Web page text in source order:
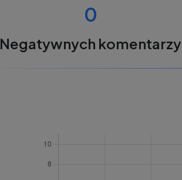
0
Negatywnych komentarzy